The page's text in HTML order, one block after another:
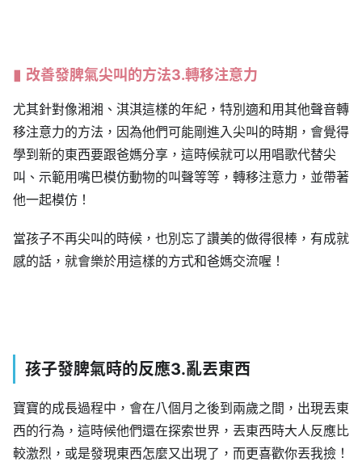
改善發脾氣尖叫的方法3.轉移注意力
尤其針對像湘湘、淇淇這樣的年紀，特別適和用其他聲音轉
移注意力的方法，因為他們可能剛進入尖叫的時期，會覺得
學到新的東西要跟爸媽分享，這時候就可以用唱歌代替尖
叫、示範用嘴巴模仿動物的叫聲等等，轉移注意力，並帶著
他一起模仿！
當孩子不再尖叫的時候，也別忘了讚美的做得很棒，有成就
感的話，就會樂於用這樣的方式和爸媽交流喔！
孩子發脾氣時的反應3.亂丟東西
寶寶的成長過程中，會在八個月之後到兩歲之間，出現丟東
西的行為，這時候他們還在探索世界，丟東西時大人反應比
較激烈，或是發現東西怎麼又出現了，而更喜歡你丟我撿！